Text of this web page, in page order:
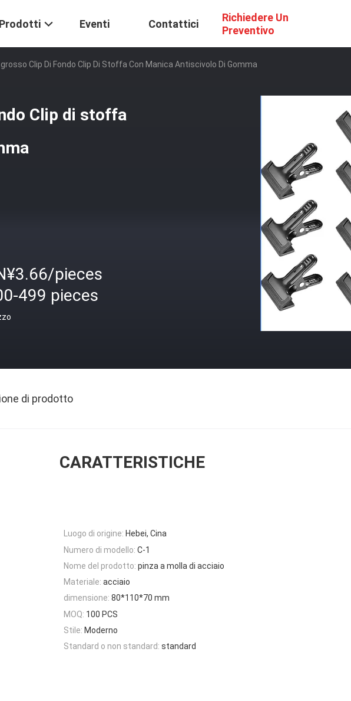
Eventi Contattici
Richiedere Un
Preventivo
Clip Di Fondo Clip Di Stoffa Con Manica Antiscivolo Di Gomma
Clip di stoffa
pieces
499 pieces
di prodotto
CARATTERISTICHE
Luogo di origine: Hebei, Cina
Numero di modello: C-1
Nome del prodotto: pinza a molla di acciaio
Materiale: acciaio
dimensione: 80*110*70 mm
MOQ: 100 PCS
Stile: Moderno
Standard o non standard: standard